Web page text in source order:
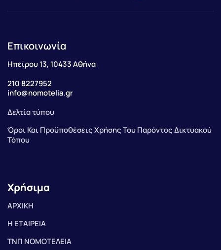
Επικοινωνία
Ηπείρου 13, 10433 Αθήνα
210 8227952
info@nomotelia.gr
Δελτία τύπου
Όροι Και Προϋποθέσεις Χρήσης Του Παρόντος Δικτυακού
Τόπου
Χρήσιμα
ΑΡΧΙΚΗ
Η ΕΤΑΙΡΕΙΑ
ΤΝΠ ΝΟΜΟΤΕΛΕΙΑ